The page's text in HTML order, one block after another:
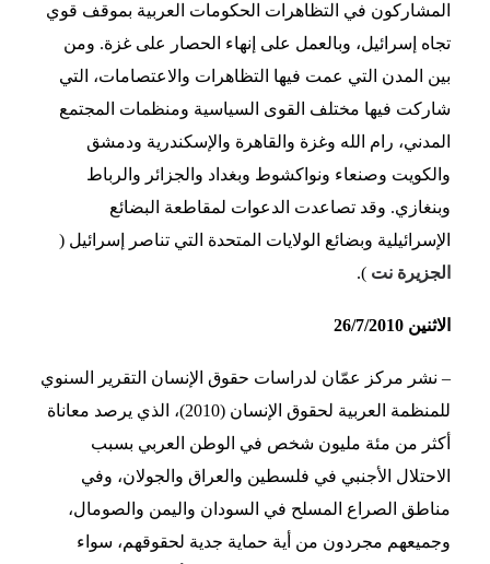
المشاركون في التظاهرات الحكومات العربية بموقف قوي
تجاه إسرائيل، وبالعمل على إنهاء الحصار على غزة. ومن
بين المدن التي عمت فيها التظاهرات والاعتصامات، التي
شاركت فيها مختلف القوى السياسية ومنظمات المجتمع
المدني، رام الله وغزة والقاهرة والإسكندرية ودمشق
والكويت وصنعاء ونواكشوط وبغداد والجزائر والرباط
وبنغازي. وقد تصاعدت الدعوات لمقاطعة البضائع
الإسرائيلية وبضائع الولايات المتحدة التي تناصر إسرائيل (
الجزيرة نت ).
الاثنين 26/7/2010
– نشر مركز عمّان لدراسات حقوق الإنسان التقرير السنوي
للمنظمة العربية لحقوق الإنسان (2010)، الذي يرصد معاناة
أكثر من مئة مليون شخص في الوطن العربي بسبب
الاحتلال الأجنبي في فلسطين والعراق والجولان، وفي
مناطق الصراع المسلح في السودان واليمن والصومال،
وجميعهم مجردون من أية حماية جدية لحقوقهم، سواء